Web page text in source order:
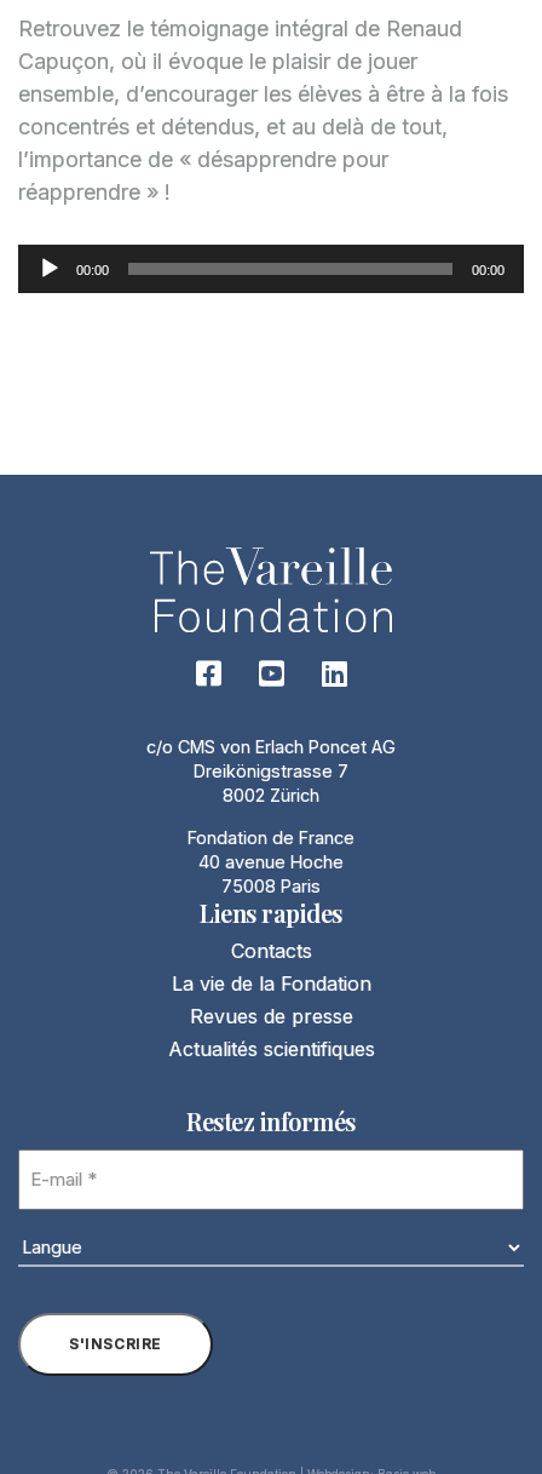
Retrouvez le témoignage intégral de Renaud
Capuçon, où il évoque le plaisir de jouer
ensemble, d’encourager les élèves à être à la fois
concentrés et détendus, et au delà de tout,
l’importance de « désapprendre pour
réapprendre » !
audio
00:00 00:00
c/o CMS von Erlach Poncet AG
Dreikönigstrasse 7
8002 Zürich
Fondation de France
40 avenue Hoche
75008 Paris
Liens rapides
Contacts
La vie de la Fondation
Revues de presse
Actualités scientifiques
Restez informés
S'INSCRIRE